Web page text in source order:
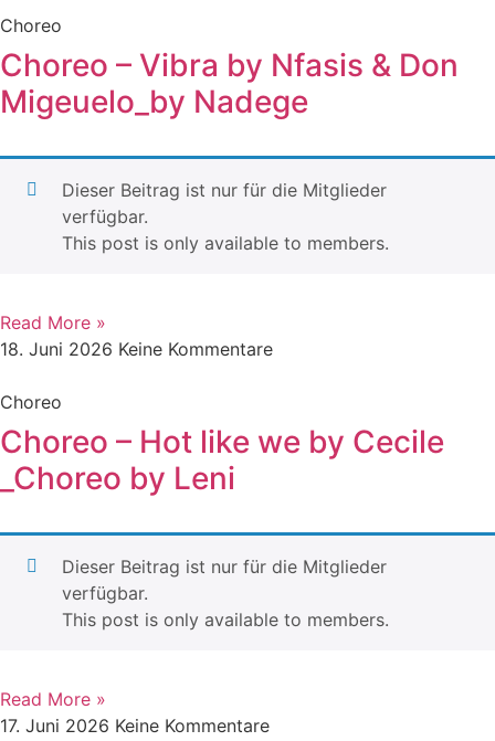
Choreo
Choreo – Vibra by Nfasis & Don
Migeuelo_by Nadege
Dieser Beitrag ist nur für die Mitglieder
verfügbar.
This post is only available to members.
Read More »
18. Juni 2026 Keine Kommentare
Choreo
Choreo – Hot like we by Cecile
_Choreo by Leni
Dieser Beitrag ist nur für die Mitglieder
verfügbar.
This post is only available to members.
Read More »
17. Juni 2026 Keine Kommentare